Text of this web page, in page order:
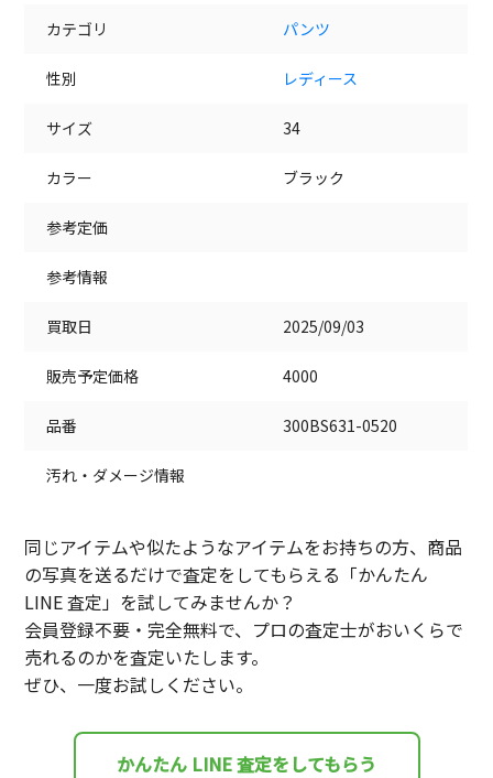
カテゴリ パンツ
性別 レディース
サイズ 34
カラー ブラック
参考定価
参考情報
買取日 2025/09/03
販売予定価格 4000
品番 300BS631-0520
汚れ・ダメージ情報
同じアイテムや似たようなアイテムをお持ちの方、商品
の写真を送るだけで査定をしてもらえる「かんたん
LINE 査定」を試してみませんか？
会員登録不要・完全無料で、プロの査定士がおいくらで
売れるのかを査定いたします。
ぜひ、一度お試しください。
かんたん LINE 査定をしてもらう